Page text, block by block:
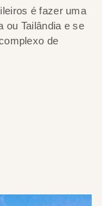
é fazer uma
ou Tailândia e se
de